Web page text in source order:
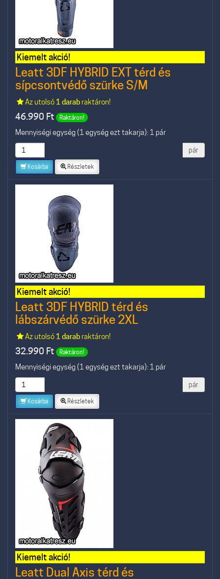
Kiemelt akció!
Leatt 3DF HYBRID EXT térd és
sípcsontvédő szürke S/M
Az utolsó 1 darabraktáron!
46.990 Ft Raktáron!
Mennyiségi egység (1 egység ezt takarja): 1 pár
pár
Kosárba Részletek
Kiemelt akció!
Leatt 3DF HYBRID térd és
lábszárvédő szürke 2XL
Az utolsó 1 darabraktáron!
32.990 Ft Raktáron!
Mennyiségi egység (1 egység ezt takarja): 1 pár
pár
Kosárba Részletek
Kiemelt akció!
Leatt Dual Axis térd és